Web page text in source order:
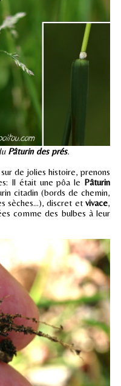
Pâturin des prés.
de jolies histoire, prenons
Il était une pôa le Pâturin
citadin (bords de chemin,
sèches...), discret et vivace,
comme des bulbes à leur